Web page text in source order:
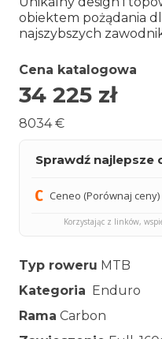
obiektem pożądania
najszybszych
Cena katalogowa
34 225 zł
8034 €
Sprawdź najlepsze
Ceneo (Porównaj ceny)
Korzystając z linków,
Typ roweru MTB
Kategoria Enduro
Rama Carbon